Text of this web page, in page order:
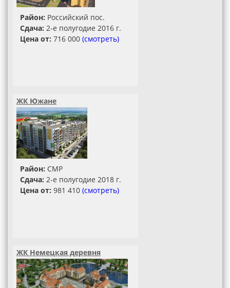
Район: Российский пос.
Сдача: 2-е полугодие 2016 г.
Цена от: 716 000 (смотреть)
ЖК Южане
Район: СМР
Сдача: 2-е полугодие 2018 г.
Цена от: 981 410 (смотреть)
ЖК Немецкая деревня